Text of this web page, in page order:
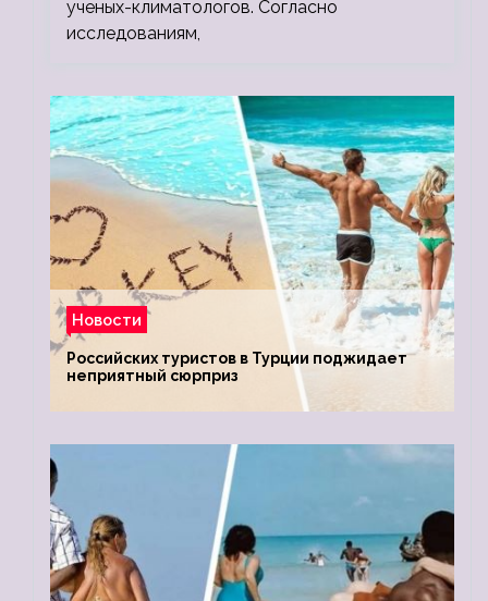
ученых-климатологов. Согласно
исследованиям,
Новости
Российских туристов в Турции поджидает
неприятный сюрприз